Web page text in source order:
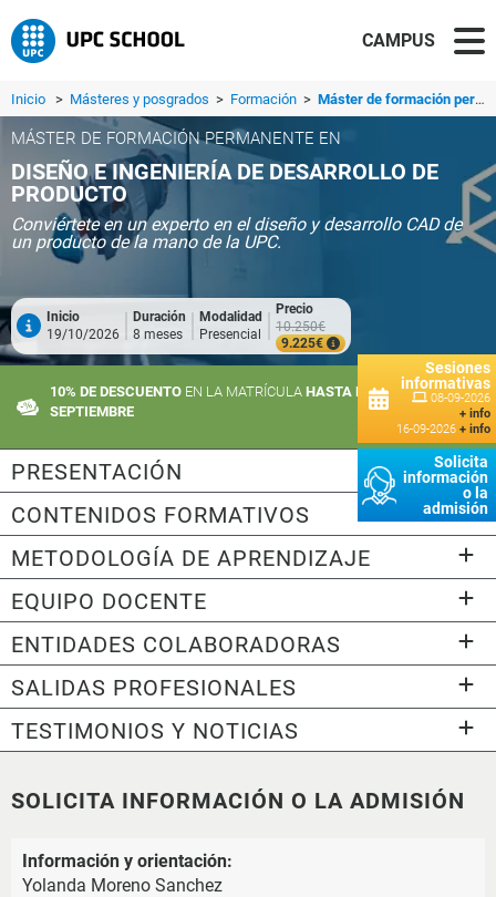
CAMPUS
Inicio > Másteres y posgrados > Formación > Máster de formación permanente en Diseño e Ingeniería de Desarrollo de Producto
Sesiones
informativas
08-09-2026
+ info
16-09-2026 + info
Solicita
información
o la
admisión
MÁSTER DE FORMACIÓN PERMANENTE EN
DISEÑO E INGENIERÍA DE DESARROLLO DE
PRODUCTO
Conviértete en un experto en el diseño y desarrollo CAD de
un producto de la mano de la UPC.
Inicio
19/10/2026
Duración
8 meses
Modalidad
Presencial
Precio
10.250€
9.225€
10% DE DESCUENTO EN LA MATRÍCULA HASTA EL 10 DE
SEPTIEMBRE
PRESENTACIÓN
CONTENIDOS FORMATIVOS
METODOLOGÍA DE APRENDIZAJE
EQUIPO DOCENTE
ENTIDADES COLABORADORAS
SALIDAS PROFESIONALES
TESTIMONIOS Y NOTICIAS
SOLICITA INFORMACIÓN O LA ADMISIÓN
Información y orientación:
Yolanda Moreno Sanchez